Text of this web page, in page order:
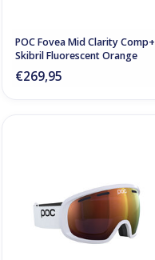
POC Fovea Mid Clarity Comp+
Skibril Fluorescent Orange
€269,95